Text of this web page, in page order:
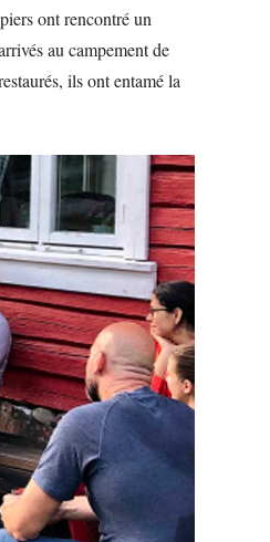
ont rencontré un
au campement de
ils ont entamé la